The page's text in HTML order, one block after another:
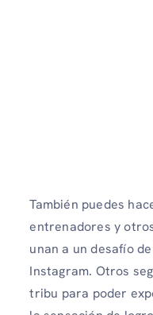
También puedes
entrenadores y
unan a un desafío
Instagram. Otros
tribu para poder